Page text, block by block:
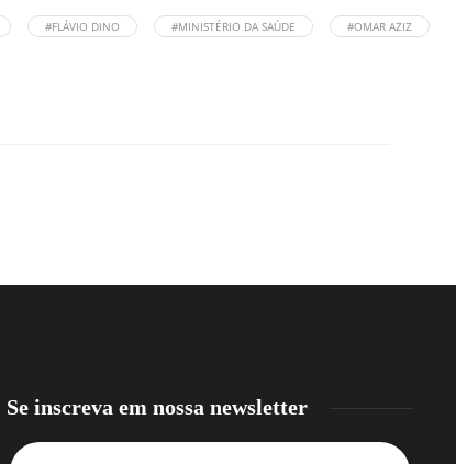
#FLÁVIO DINO #MINISTÉRIO DA SAÚDE #OMAR AZIZ
Se inscreva em nossa newsletter